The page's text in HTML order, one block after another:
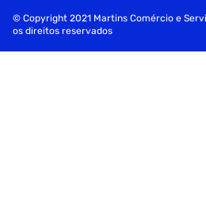
© Copyright 2021 Martins Comércio e
os direitos reservados